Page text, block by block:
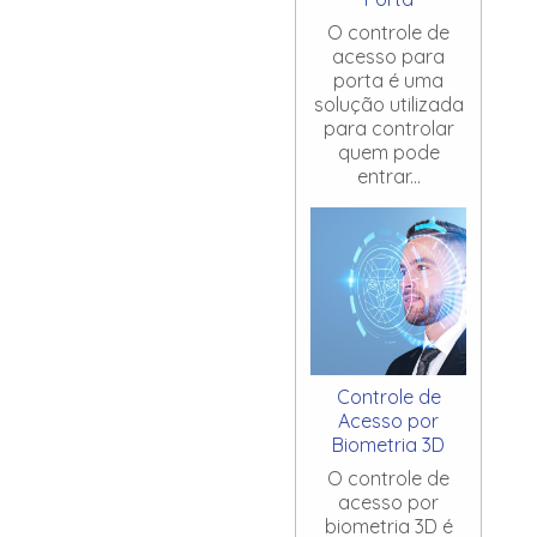
O controle de
acesso para
porta é uma
solução utilizada
para controlar
quem pode
entrar...
Controle de
Acesso por
Biometria 3D
O controle de
acesso por
biometria 3D é